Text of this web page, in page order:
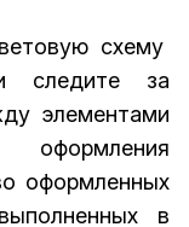
схему
следите за
элементами
оформленных
в